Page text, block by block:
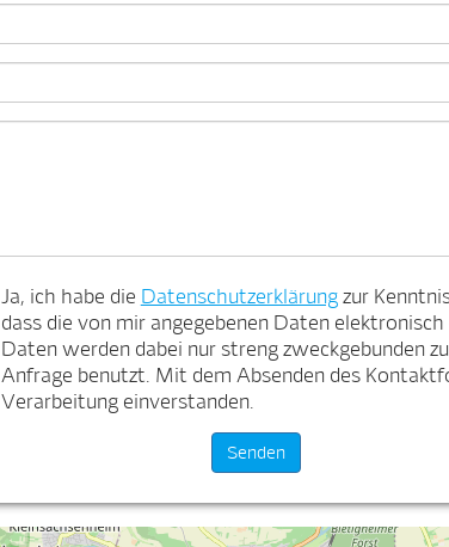
Ja, ich habe die Datenschutzerklärungzur
dass die von mir angegebenen Daten
Daten werden dabei nur streng zweckgebunden
Anfrage benutzt. Mit dem Absenden des
Verarbeitung einverstanden.